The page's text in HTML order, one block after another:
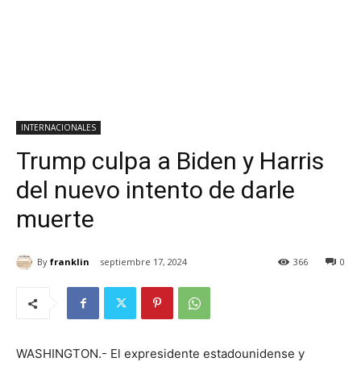
INTERNACIONALES
Trump culpa a Biden y Harris
del nuevo intento de darle
muerte
By franklin septiembre 17, 2024 0
366
WASHINGTON.- El expresidente estadounidense y